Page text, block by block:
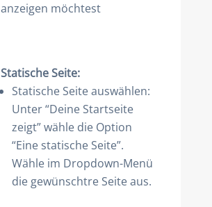
anzeigen möchtest
Statische Seite:
Statische Seite auswählen:
Unter “Deine Startseite
zeigt” wähle die Option
“Eine statische Seite”.
Wähle im Dropdown-Menü
die gewünschtre Seite aus.